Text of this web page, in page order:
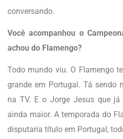
conversando.
Você acompanhou o
achou do Flamengo?
Todo mundo viu. O Flamengo
grande em Portugal. Tá sendo
na TV. E o Jorge Jesus que
ainda maior. A temporada do
disputaria título em Portugal,